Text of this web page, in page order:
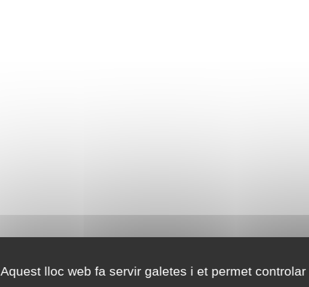
Aquest lloc web fa servir galetes i et permet